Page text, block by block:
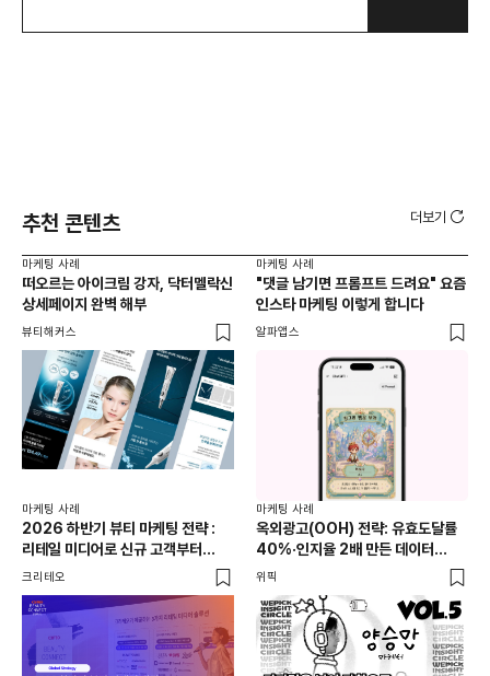
추천 콘텐츠 더보기
마케팅 사례
떠오르는 아이크림 강자, 닥터멜락신
상세페이지 완벽 해부
뷰티해커스
마케팅 사례
"댓글 남기면 프롬프트 드려요" 요즘
인스타 마케팅 이렇게 합니다
알파앱스
마케팅 사례
2026 하반기 뷰티 마케팅 전략 :
리테일 미디어로 신규 고객부터
재구매까지
크리테오
마케팅 사례
옥외광고(OOH) 전략: 유효도달률
40%·인지율 2배 만든 데이터
활용법 | 애드타입 양승만 이사
위픽